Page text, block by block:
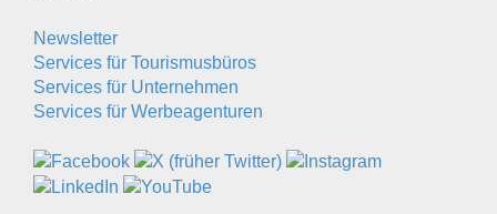
Newsletter
Services für Tourismusbüros
Services für Unternehmen
Services für Werbeagenturen